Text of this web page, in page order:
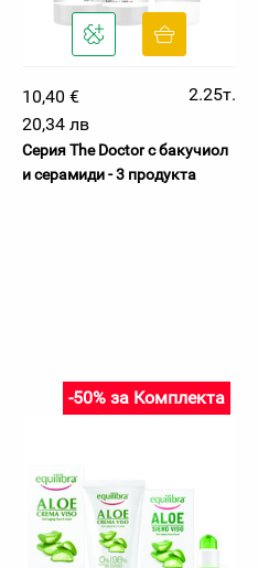
10,40 €
2.25т.
20,34 лв
Серия The Doctor с бакучиол
и серамиди - 3 продукта
-50% за Комплекта